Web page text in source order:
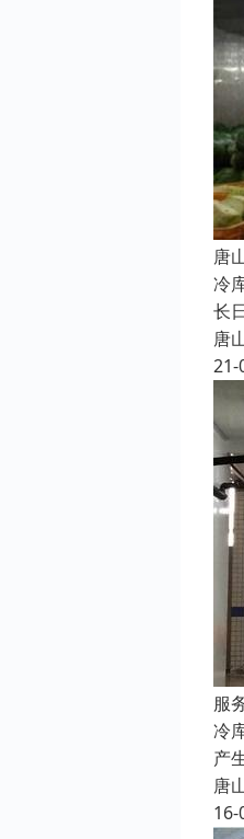
唐
冷
长
唐
21-
服
冷
产
唐
16-